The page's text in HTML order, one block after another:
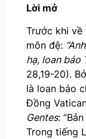
Lời mở
Trước khi về
môn đệ:
hạ, loan báo
28,19-20).
là loan báo
Đồng
Gentes:
Trong tiếng